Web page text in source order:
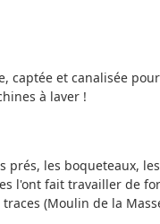
captée et canalisée
à laver !
les boqueteaux,
l'ont fait travailler de
(Moulin de la